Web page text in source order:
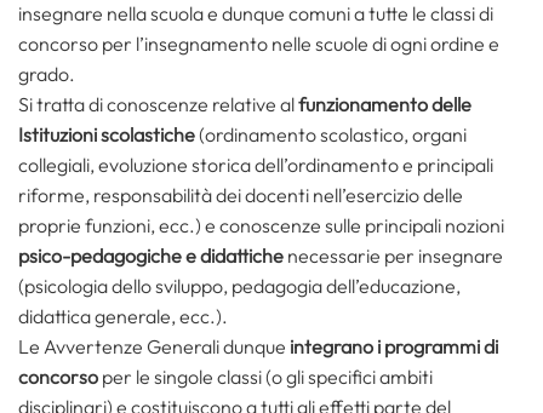
insegnare nella scuola e dunque comuni a tutte le classi di
concorso per l’insegnamento nelle scuole di ogni ordine e
grado.
Si tratta di conoscenze relative alfunzionamento delle
Istituzioni scolastiche(ordinamento scolastico, organi
collegiali, evoluzione storica dell’ordinamento e principali
riforme, responsabilità dei docenti nell’esercizio delle
proprie funzioni, ecc.) e conoscenze sulle principali nozioni
psico-pedagogiche e didattiche necessarie per insegnare
(psicologia dello sviluppo, pedagogia dell’educazione,
didattica generale, ecc.).
Le Avvertenze Generali dunque integrano i programmi di
concorso per le singole classi (o gli specifici ambiti
disciplinari) e costituiscono a tutti gli effetti parte del